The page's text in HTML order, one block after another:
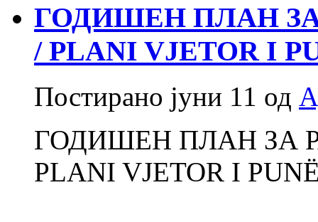
ГОДИШЕН ПЛАН ЗА
/ PLANI VJETOR I
Постирано јуни 11 од
ГОДИШЕН ПЛАН ЗА
PLANI VJETOR I